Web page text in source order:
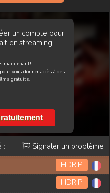
un compte pour
en streaming.
maintenant!
vous donner accès à des
gratuits.
:
Signaler un problème
HDRIP
HDRIP